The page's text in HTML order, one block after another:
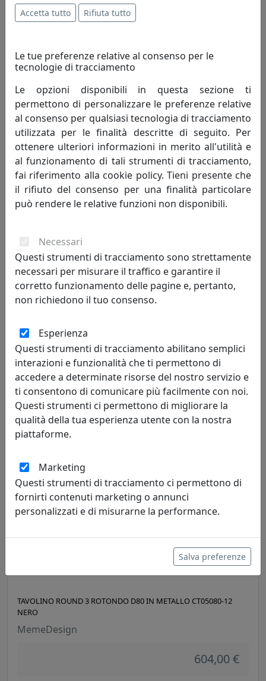
TAVOLINO ROUND 3 ROTONDO D80 IN METALLO CT05080-07
FANGO
MemeDesign
TAVOLINO ROUND 3 ROTONDO D80 IN METALLO CT05080-10
PETROLIO
MemeDesign
TAVOLINO ROUND 3 ROTONDO D80 IN METALLO CT05080-12
NERO
MemeDesign
604,00 €
Accetta tutto Rifiuta tutto
Le tue preferenze relative al consenso per le
tecnologie di tracciamento
Le opzioni disponibili in questa sezione ti
permettono di personalizzare le preferenze relative
al consenso per qualsiasi tecnologia di tracciamento
utilizzata per le finalità descritte di seguito. Per
ottenere ulteriori informazioni in merito all'utilità e
al funzionamento di tali strumenti di tracciamento,
fai riferimento alla cookie policy. Tieni presente che
il rifiuto del consenso per una finalità particolare
può rendere le relative funzioni non disponibili.
Necessari
Questi strumenti di tracciamento sono strettamente
necessari per misurare il traffico e garantire il
corretto funzionamento delle pagine e, pertanto,
non richiedono il tuo consenso.
Esperienza
Questi strumenti di tracciamento abilitano semplici
interazioni e funzionalità che ti permettono di
accedere a determinate risorse del nostro servizio e
ti consentono di comunicare più facilmente con noi.
Questi strumenti ci permettono di migliorare la
qualità della tua esperienza utente con la nostra
piattaforme.
Marketing
Questi strumenti di tracciamento ci permettono di
fornirti contenuti marketing o annunci
personalizzati e di misurarne la performance.
Salva preferenze